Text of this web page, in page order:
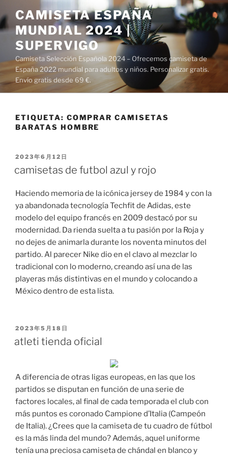
al
contenido
CAMISETA ESPAÑA
MUNDIAL 2024 |
SUPERVIGO
Camiseta Selección Española 2024 – Ofrecemos camiseta de
España 2022 mundial para adultos y niños. Personalizar gratis.
Envío gratis desde 69 €.
ETIQUETA: COMPRAR CAMISETAS
BARATAS HOMBRE
PUBLICADO
2023年6月12日
camisetas de futbol azul y rojo
Haciendo memoria de la icónica jersey de 1984 y con la
ya abandonada tecnología Techfit de Adidas, este
modelo del equipo francés en 2009 destacó por su
modernidad. Da rienda suelta a tu pasión por la Roja y
no dejes de animarla durante los noventa minutos del
partido. Al parecer Nike dio en el clavo al mezclar lo
tradicional con lo moderno, creando así una de las
playeras más distintivas en el mundo y colocando a
México dentro de esta lista.
PUBLICADO
EL
2023年5月18日
atleti tienda oficial
A diferencia de otras ligas europeas, en las que los
partidos se disputan en función de una serie de
factores locales, al final de cada temporada el club con
más puntos es coronado Campione d’Italia (Campeón
de Italia). ¿Crees que la camiseta de tu cuadro de fútbol
es la más linda del mundo? Además, aquel uniforme
tenía una preciosa camiseta de chándal en blanco y